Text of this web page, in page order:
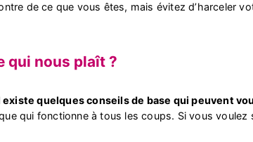
de ce que vous êtes, mais évitez d’harceler
qui nous plaît ?
existe quelques conseils de base qui peuvent
qui fonctionne à tous les coups. Si vous